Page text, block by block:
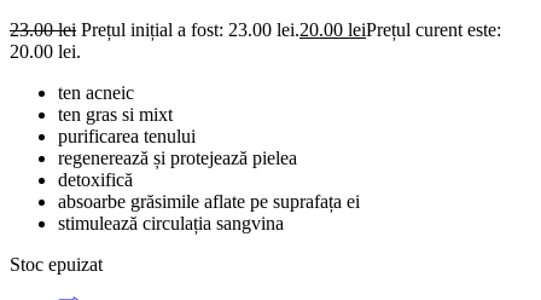
23.00lei Prețul inițial a fost: 23.00 lei.20.00 leiPrețul curent este:
20.00 lei.
ten acneic
ten gras si mixt
purificarea tenului
regenerează și protejează pielea
detoxifică
absoarbe grăsimile aflate pe suprafața ei
stimulează circulația sangvina
Stoc epuizat